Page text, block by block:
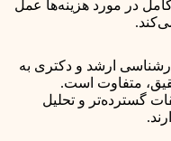
در مورد هزینه‌ها عمل
ارشد و دکتری به
متفاوت است.
گسترده‌تر و تحلیل